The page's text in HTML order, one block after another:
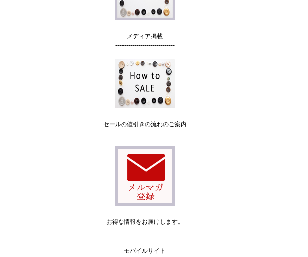
メディア掲載
------------------------------
セールの値引きの流れのご案内
------------------------------
お得な情報をお届けします。
モバイルサイト